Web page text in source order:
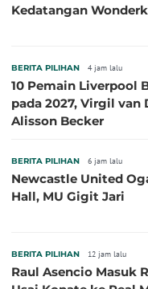
Kedatangan
BERITA PILIHAN 4 jam lalu
10 Pemain Liverpool
pada 2027, Virgil
Alisson Becker
BERITA PILIHAN 6 jam lalu
Newcastle United
Hall, MU Gigit Jari
BERITA PILIHAN 12 jam lalu
Raul Asencio Masuk